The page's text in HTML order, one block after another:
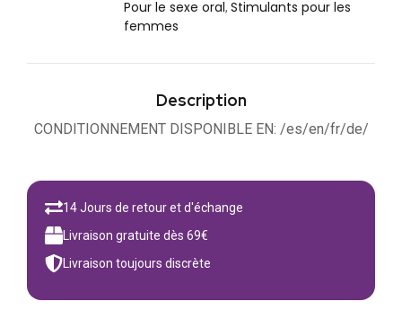
Pour le sexe oral, Stimulants pour les
femmes
Description
CONDITIONNEMENT DISPONIBLE EN: /es/en/fr/de/
14 Jours de retour et d'échange
Livraison gratuite dès 69€
Livraison toujours discrète